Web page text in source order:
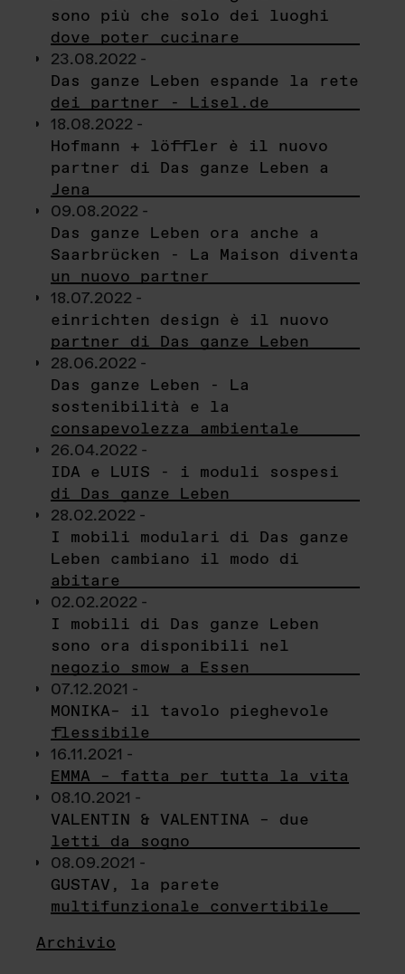
sono più che solo dei luoghi
dove poter cucinare
23.08.2022 -
Das ganze Leben espande la rete
dei partner - Lisel.de
18.08.2022 -
Hofmann + löffler è il nuovo
partner di Das ganze Leben a
Jena
09.08.2022 -
Das ganze Leben ora anche a
Saarbrücken - La Maison diventa
un nuovo partner
18.07.2022 -
einrichten design è il nuovo
partner di Das ganze Leben
28.06.2022 -
Das ganze Leben - La
sostenibilità e la
consapevolezza ambientale
26.04.2022 -
IDA e LUIS - i moduli sospesi
di Das ganze Leben
28.02.2022 -
I mobili modulari di Das ganze
Leben cambiano il modo di
abitare
02.02.2022 -
I mobili di Das ganze Leben
sono ora disponibili nel
negozio smow a Essen
07.12.2021 -
MONIKA– il tavolo pieghevole
flessibile
16.11.2021 -
EMMA – fatta per tutta la vita
08.10.2021 -
VALENTIN & VALENTINA – due
letti da sogno
08.09.2021 -
GUSTAV, la parete
multifunzionale convertibile
Archivio